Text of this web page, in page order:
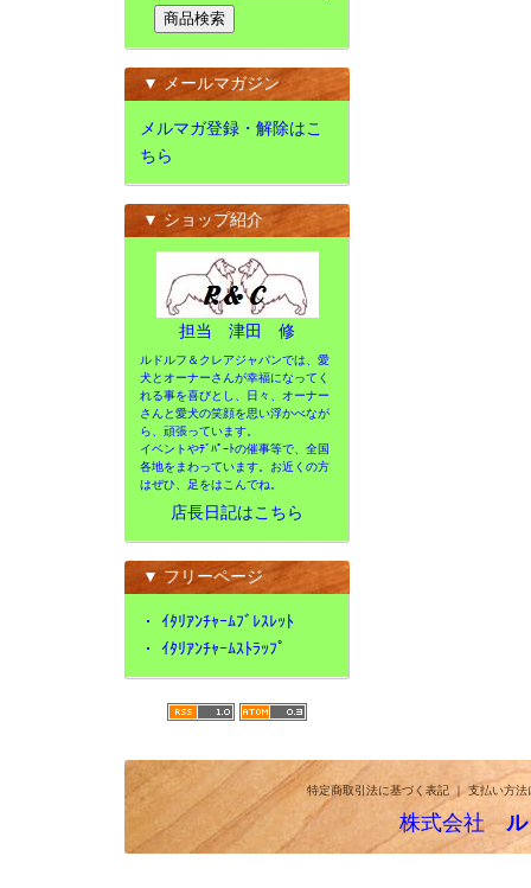
▼ メールマガジン
メルマガ登録・解除はこ
ちら
▼ ショップ紹介
担当 津田 修
ルドルフ＆クレアジャパンでは、愛
犬とオーナーさんが幸福になってく
れる事を喜びとし、日々、オーナー
さんと愛犬の笑顔を思い浮かべなが
ら、頑張っています。
イベントやﾃﾞﾊﾟｰﾄの催事等で、全国
各地をまわっています。お近くの方
はぜひ、足をはこんでね。
店長日記はこちら
▼ フリーページ
・ ｲﾀﾘｱﾝﾁｬｰﾑﾌﾞﾚｽﾚｯﾄ
・ ｲﾀﾘｱﾝﾁｬｰﾑｽﾄﾗｯﾌﾟ
特定商取引法に基づく表記｜支払い方法
株式会社